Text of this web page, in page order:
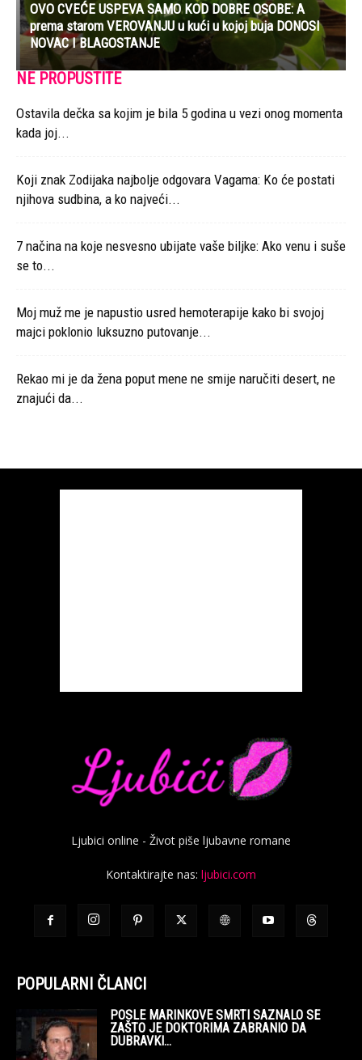
OVO CVEĆE USPEVA SAMO KOD DOBRE OSOBE: A
prema starom VEROVANJU u kući u kojoj buja DONOSI
NOVAC I BLAGOSTANJE
NE PROPUSTITE
Ostavila dečka sa kojim je bila 5 godina u vezi onog momenta
kada joj...
Koji znak Zodijaka najbolje odgovara Vagama: Ko će postati
njihova sudbina, a ko najveći...
7 načina na koje nesvesno ubijate vaše biljke: Ako venu i suše
se to...
Moj muž me je napustio usred hemoterapije kako bi svojoj
majci poklonio luksuzno putovanje...
Rekao mi je da žena poput mene ne smije naručiti desert, ne
znajući da...
Ljubici online - Život piše ljubavne romane
Kontaktirajte nas: ljubici.com
POPULARNI ČLANCI
POSLE MARINKOVE SMRTI SAZNALO SE
ZAŠTO JE DOKTORIMA ZABRANIO DA
DUBRAVKI...